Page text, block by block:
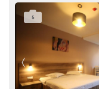
5